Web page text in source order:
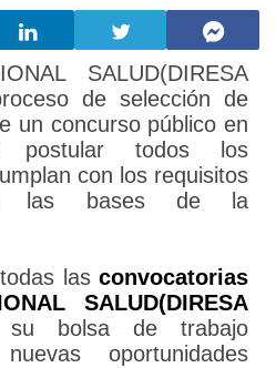
SALUD(DIRESA
de selección de
un concurso público en
postular todos los
con los requisitos
las bases de la
las convocatorias
SALUD(DIRESA
bolsa de trabajo
oportunidades